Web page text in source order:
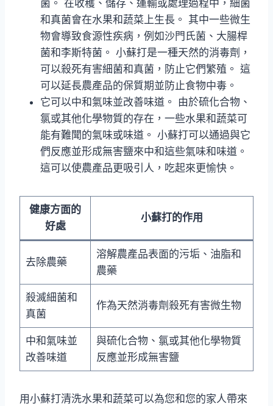
菌。 在收穫、儲存、運輸或處理過程中，細菌
和真菌會在水果和蔬菜上生長。 其中一些微生
物會導致食源性疾病，例如沙門氏菌、大腸桿
菌和李斯特菌。 小蘇打是一種天然的消毒劑，
可以殺死有害細菌和真菌，防止它們繁殖。 這
可以延長農產品的保質期並防止食物中毒。
它可以中和氣味並改善味道。 由於硫化合物、
氯或其他化學物質的存在，一些水果和蔬菜可
能有難聞的氣味或味道。 小蘇打可以通過與它
們反應並形成無害鹽來中和這些氣味和味道。
這可以使農產品更吸引人，吃起來更愉快。
健康方面的
好處
小蘇打的作用
去除農藥
溶解農產品表面的污垢、油脂和
農藥
殺滅細菌和
真菌
作為天然消毒劑殺死有害微生物
中和氣味並
改善味道
與硫化合物、氯或其他化學物質
反應並形成無害鹽
用小蘇打清洗水果和蔬菜可以為您和您的家人帶來